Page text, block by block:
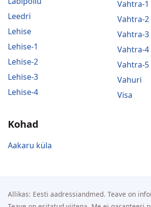
Leedri
Lehise
Lehise-1
Lehise-2
Lehise-3
Lehise-4
Vahtra-1
Vahtra-2
Vahtra-3
Vahtra-4
Vahtra-5
Vahuri
Visa
Kohad
Aakaru küla
Allikas: Eesti aadressiandmed. Teave on